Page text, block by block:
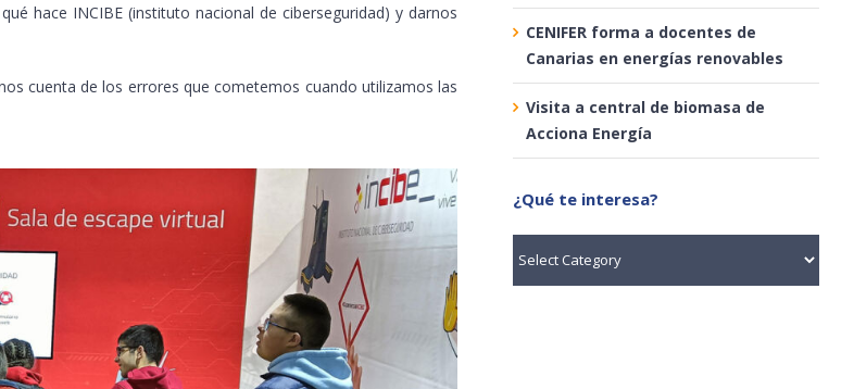
hace INCIBE (instituto nacional de ciberseguridad) y darnos
cuenta de los errores que cometemos cuando utilizamos las
CENIFER forma a docentes de
Canarias en energías renovables
Visita a central de biomasa de
Acciona Energía
¿Qué te interesa?
te